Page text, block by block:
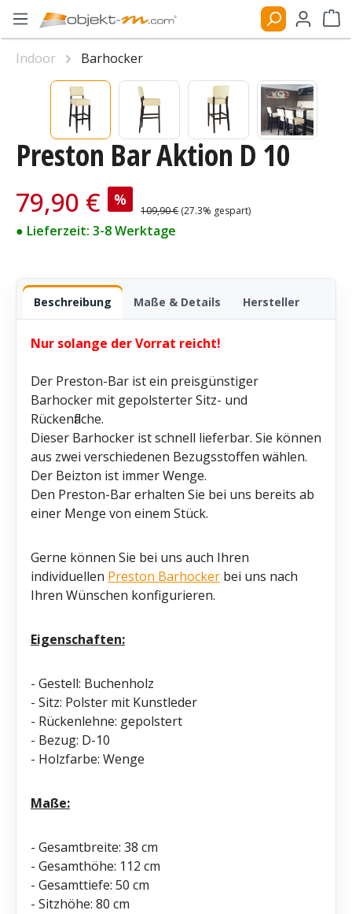
Zum Hauptinhalt springen
Preston Bar Aktion D 10
Verkaufspreis:
79,90 € %
Regulärer Preis:
109,90 € (27.3% gespart)
● Lieferzeit: 3-8 Werktage
Beschreibung Maße & Details Hersteller
Nur solange der Vorrat reicht!
Der Preston-Bar ist ein preisgünstiger
Barhocker mit gepolsterter Sitz- und
Rückenfläche.
Dieser Barhocker ist schnell lieferbar. Sie können
aus zwei verschiedenen Bezugsstoffen wählen.
Der Beizton ist immer Wenge.
Den Preston-Bar erhalten Sie bei uns bereits ab
einer Menge von einem Stück.
Gerne können Sie bei uns auch Ihren
individuellen Preston Barhocker bei uns nach
Ihren Wünschen konfigurieren.
Eigenschaften:
- Gestell: Buchenholz
- Sitz: Polster mit Kunstleder
- Rückenlehne: gepolstert
- Bezug: D-10
- Holzfarbe: Wenge
Maße:
- Gesamtbreite: 38 cm
- Gesamthöhe: 112 cm
- Gesamttiefe: 50 cm
- Sitzhöhe: 80 cm
Indoor
Barhocker
Bildergalerie überspringen